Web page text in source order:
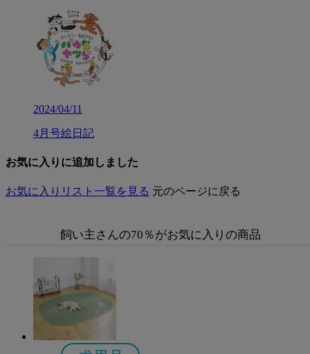
2024/04/11
4月号絵日記
お気に入りに追加しました
お気に入りリスト一覧を見る 元のページに戻る
飼い主さんの70％がお気に入りの商品